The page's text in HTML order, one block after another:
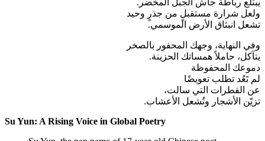
ولعل شرارة مستقبلٍ من جذرٍ وحيد
تشعل انبثاق الأرض الموسمي.
وفي النهاية، وجهك المحفور بالصخر
يتآكل، حاملاً همساتك الحزينة.
دموعك المحفوظة
لم تَعُد تطلب تعويضًا
عن القطرات التي سالت،
تزيّن الأشجار وتُشعل الأعشاب.
Su Yun: A Rising Voice in Global Poetry